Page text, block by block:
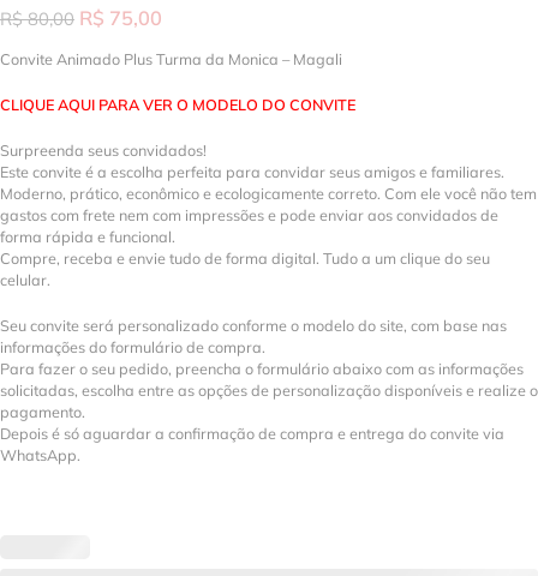
R$80,00 R$ 75,00
Convite Animado Plus Turma da Monica – Magali
CLIQUE AQUI PARA VER O MODELO DO CONVITE
Surpreenda seus convidados!
Este convite é a escolha perfeita para convidar seus amigos e familiares.
Moderno, prático, econômico e ecologicamente correto. Com ele você não tem
gastos com frete nem com impressões e pode enviar aos convidados de
forma rápida e funcional.
Compre, receba e envie tudo de forma digital. Tudo a um clique do seu
celular.
Seu convite será personalizado conforme o modelo do site, com base nas
informações do formulário de compra.
Para fazer o seu pedido, preencha o formulário abaixo com as informações
solicitadas, escolha entre as opções de personalização disponíveis e realize o
pagamento.
Depois é só aguardar a confirmação de compra e entrega do convite via
WhatsApp.